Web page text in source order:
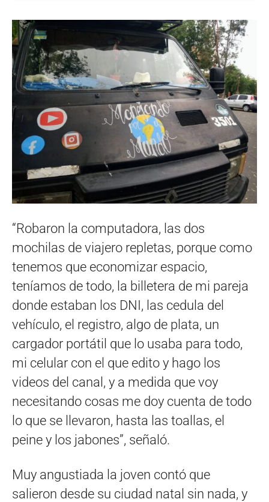
“Robaron la computadora, las dos
mochilas de viajero repletas, porque como
tenemos que economizar espacio,
teníamos de todo, la billetera de mi pareja
donde estaban los DNI, las cedula del
vehículo, el registro, algo de plata, un
cargador portátil que lo usaba para todo,
mi celular con el que edito y hago los
videos del canal, y a medida que voy
necesitando cosas me doy cuenta de todo
lo que se llevaron, hasta las toallas, el
peine y los jabones”, señaló.
Muy angustiada la joven contó que
salieron desde su ciudad natal sin nada, y